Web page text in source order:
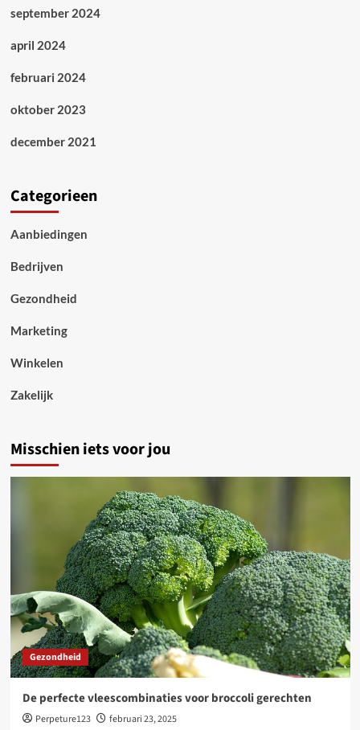
september 2024
april 2024
februari 2024
oktober 2023
december 2021
Categorieen
Aanbiedingen
Bedrijven
Gezondheid
Marketing
Winkelen
Zakelijk
Misschien iets voor jou
Gezondheid
De perfecte vleescombinaties voor broccoli gerechten
Perpeture123 februari 23, 2025